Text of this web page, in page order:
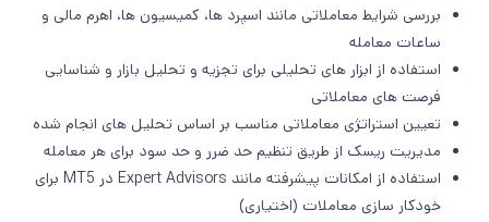
بررسی شرایط معاملاتی مانند اسپرد ها، کمیسیون ها، اهرم مالی و
ساعات معامله
استفاده از ابزار های تحلیلی برای تجزیه و تحلیل بازار و شناسایی
فرصت های معاملاتی
تعیین استراتژی معاملاتی مناسب بر اساس تحلیل های انجام شده
مدیریت ریسک از طریق تنظیم حد ضرر و حد سود برای هر معامله
استفاده از امکانات پیشرفته مانند Expert Advisors در MT5 برای
خودکار سازی معاملات (اختیاری)